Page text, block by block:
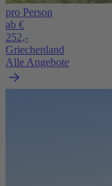
pro Person
ab €
252,-
Griechenland
Alle Angebote